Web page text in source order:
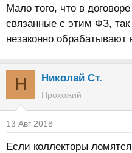
Мало того, что в
связанные с этим ФЗ,
незаконно
Н Николай Ст.
Прохожий
13 Авг 2018
Если коллекторы